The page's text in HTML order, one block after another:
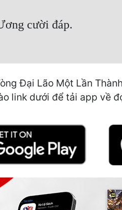
cười đáp.
Đại Lão Một Lần
link dưới để tải app về